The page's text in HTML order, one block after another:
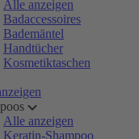
Alle anzeigen
Badaccessoires
Bademäntel
Handtücher
Kosmetiktaschen
Alle anzeigen
Keratin-Shampoo